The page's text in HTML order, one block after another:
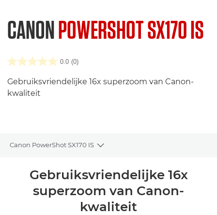
CANONPOWERSHOT SX170 IS
0.0 (0)
Gebruiksvriendelijke 16x superzoom van Canon-
kwaliteit
Canon PowerShot SX170 IS
Toggle breadcrumbs
Overzicht
Specificaties
Gebruiksvriendelijke 16x
superzoom van Canon-
kwaliteit